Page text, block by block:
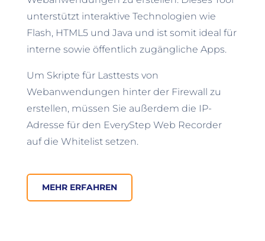
unterstützt interaktive Technologien wie
Flash, HTML5 und Java und ist somit ideal für
interne sowie öffentlich zugängliche Apps.
Um Skripte für Lasttests von
Webanwendungen hinter der Firewall zu
erstellen, müssen Sie außerdem die IP-
Adresse für den EveryStep Web Recorder
auf die Whitelist setzen.
MEHR ERFAHREN